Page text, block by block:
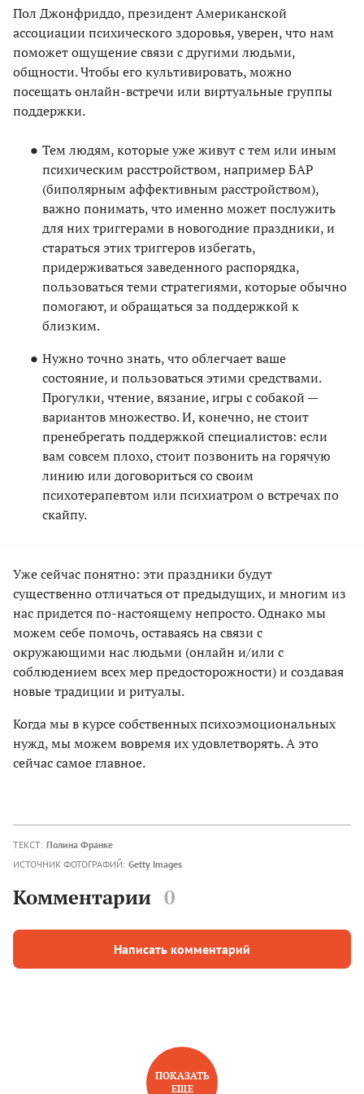
Пол Джонфриддо, президент Американской
ассоциации психического здоровья, уверен, что нам
поможет ощущение связи с другими людьми,
общности. Чтобы его культивировать, можно
посещать онлайн-встречи или виртуальные группы
поддержки.
Тем людям, которые уже живут с тем или иным
психическим расстройством, например БАР
(биполярным аффективным расстройством),
важно понимать, что именно может послужить
для них триггерами в новогодние праздники, и
стараться этих триггеров избегать,
придерживаться заведенного распорядка,
пользоваться теми стратегиями, которые обычно
помогают, и обращаться за поддержкой к
близким.
Нужно точно знать, что облегчает ваше
состояние, и пользоваться этими средствами.
Прогулки, чтение, вязание, игры с собакой —
вариантов множество. И, конечно, не стоит
пренебрегать поддержкой специалистов: если
вам совсем плохо, стоит позвонить на горячую
линию или договориться со своим
психотерапевтом или психиатром о встречах по
скайпу.
Уже сейчас понятно: эти праздники будут
существенно отличаться от предыдущих, и многим из
нас придется по-настоящему непросто. Однако мы
можем себе помочь, оставаясь на связи с
окружающими нас людьми (онлайн и/или с
соблюдением всех мер предосторожности) и создавая
новые традиции и ритуалы.
Когда мы в курсе собственных психоэмоциональных
нужд, мы можем вовремя их удовлетворять. А это
сейчас самое главное.
ТЕКСТ: Полина Франке
ИСТОЧНИК ФОТОГРАФИЙ: Getty Images
Комментарии 0
Написать комментарий
ПОКАЗАТЬ
ЕЩЕ